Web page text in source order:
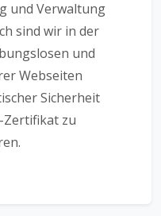
und Verwaltung
sind wir in der
und
Webseiten
Sicherheit
Zertifikat zu